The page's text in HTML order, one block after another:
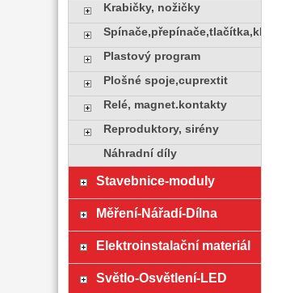
Krabičky, nožičky
Spínače,přepínače,tlačítka,klávesy
Plastový program
Plošné spoje,cuprextit
Relé, magnet.kontakty
Reproduktory, sirény
Náhradní díly
Stavebnice-moduly
Měření-Nářadí-Dílna
Elektroinstalační materiál
Světlo-Osvětlení-LED